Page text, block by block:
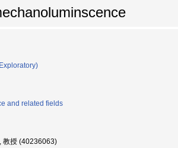
and related fields
教授 (40236063)